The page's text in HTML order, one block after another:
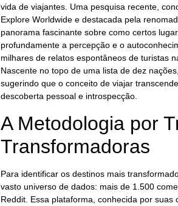
vida de viajantes. Uma pesquisa recente,
Explore Worldwide e destacada pela
panorama fascinante sobre como certos
profundamente a percepção e o
milhares de relatos espontâneos de turistas
Nascente no topo de uma lista de dez
sugerindo que o conceito de viajar
descoberta pessoal e introspecção.
A Metodologia por
Transformadoras
Para identificar os destinos mais
vasto universo de dados: mais de 1.500
Reddit. Essa plataforma, conhecida por suas